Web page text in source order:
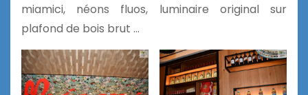
miamici, néons fluos, luminaire original sur
plafond de bois brut …